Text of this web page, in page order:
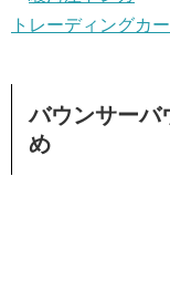
トレーディングカ
バウンサーバ
め